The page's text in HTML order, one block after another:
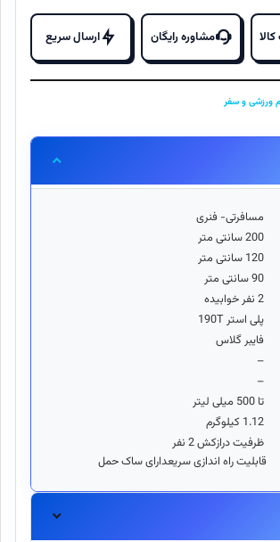
مشاوره رایگان ارسال سریع
ورزشی و سفر
مسافرتی- فنری
پلی استر 190T
فایبر گلاس
–
–
تا 500 میلی لیتر
ظرفیت درازکش 2 نفر
قابلیت راه اندازی سریعدارای ساک حمل